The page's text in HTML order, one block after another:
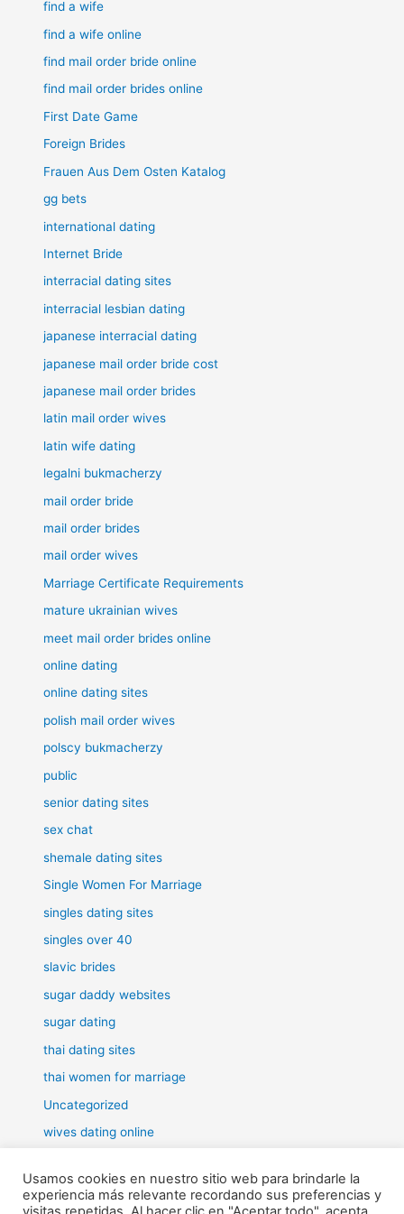
find a wife
find a wife online
find mail order bride online
find mail order brides online
First Date Game
Foreign Brides
Frauen Aus Dem Osten Katalog
gg bets
international dating
Internet Bride
interracial dating sites
interracial lesbian dating
japanese interracial dating
japanese mail order bride cost
japanese mail order brides
latin mail order wives
latin wife dating
legalni bukmacherzy
mail order bride
mail order brides
mail order wives
Marriage Certificate Requirements
mature ukrainian wives
meet mail order brides online
online dating
online dating sites
polish mail order wives
polscy bukmacherzy
public
senior dating sites
sex chat
shemale dating sites
Single Women For Marriage
singles dating sites
singles over 40
slavic brides
sugar daddy websites
sugar dating
thai dating sites
thai women for marriage
Uncategorized
wives dating online
Usamos cookies en nuestro sitio web para brindarle la
experiencia más relevante recordando sus preferencias y